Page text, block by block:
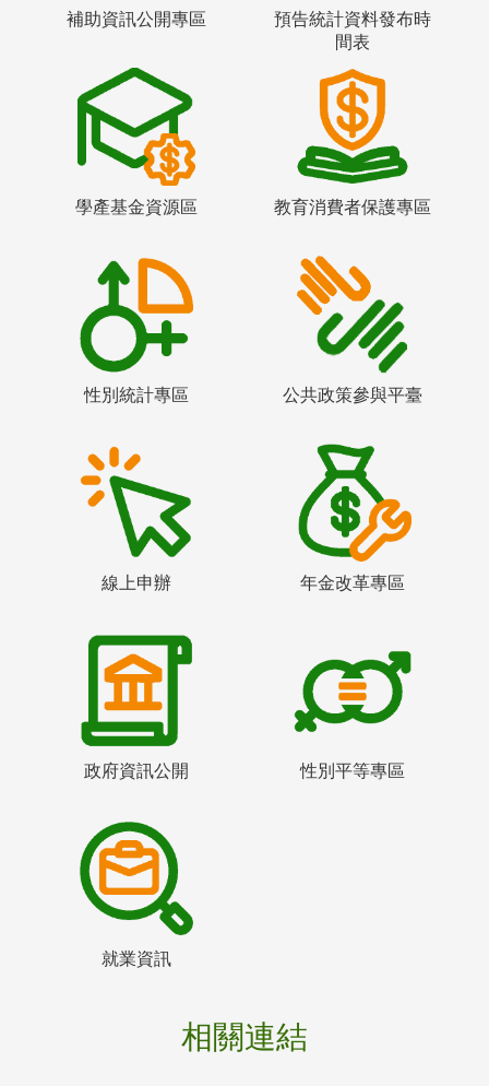
補助資訊公開專區
預告統計資料發布時
間表
學產基金資源區 教育消費者保護專區
性別統計專區 公共政策參與平臺
線上申辦 年金改革專區
政府資訊公開 性別平等專區
就業資訊
相關連結